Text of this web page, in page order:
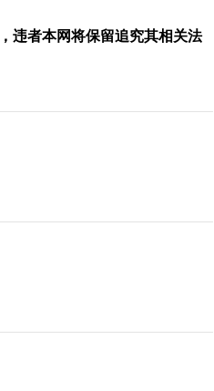
违者本网将保留追究其相关法